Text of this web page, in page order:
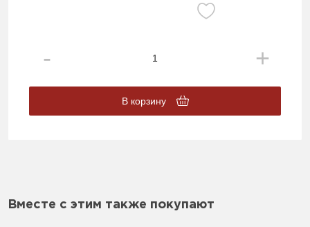
В корзину
Вместе с этим также покупают